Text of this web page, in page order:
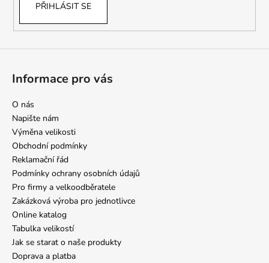
PŘIHLÁSIT SE
Informace pro vás
O nás
Napište nám
Výměna velikosti
Obchodní podmínky
Reklamační řád
Podmínky ochrany osobních údajů
Pro firmy a velkoodběratele
Zakázková výroba pro jednotlivce
Online katalog
Tabulka velikostí
Jak se starat o naše produkty
Doprava a platba